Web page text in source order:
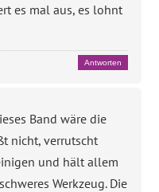
es mal aus, es lohnt
Antworten
Band wäre die
nicht, verrutscht
und hält allem
Werkzeug. Die